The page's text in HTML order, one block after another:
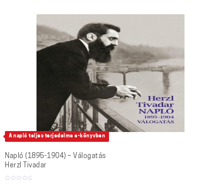
A napló teljes terjedelme e-könyvben
Napló (1895-1904) – Válogatás
Herzl Tivadar